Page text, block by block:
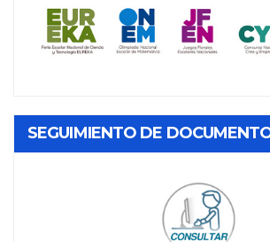
SEGUIMIENTO DE